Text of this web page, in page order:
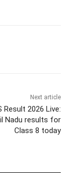
Next article
Result 2026 Live:
Nadu results for
Class 8 today